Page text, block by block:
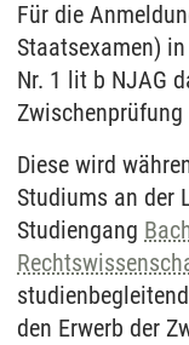
Für die
Staatsexamen)
Nr. 1 lit b NJAG
Diese wird
Studiums an der
Studiengang
den Erwerb der